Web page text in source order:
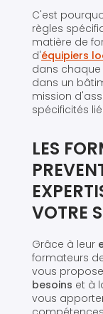
C'est
règles
matière de
d'équipiers
dans
dans un
mission
spécificités
LES
VOTRE
Grâce à leur
formateurs de
vous
besoins et à
vous